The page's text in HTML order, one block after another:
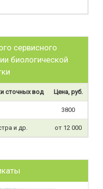
сервисного
биологической
сточных вод Цена, руб.
3800
и др. от 12 000